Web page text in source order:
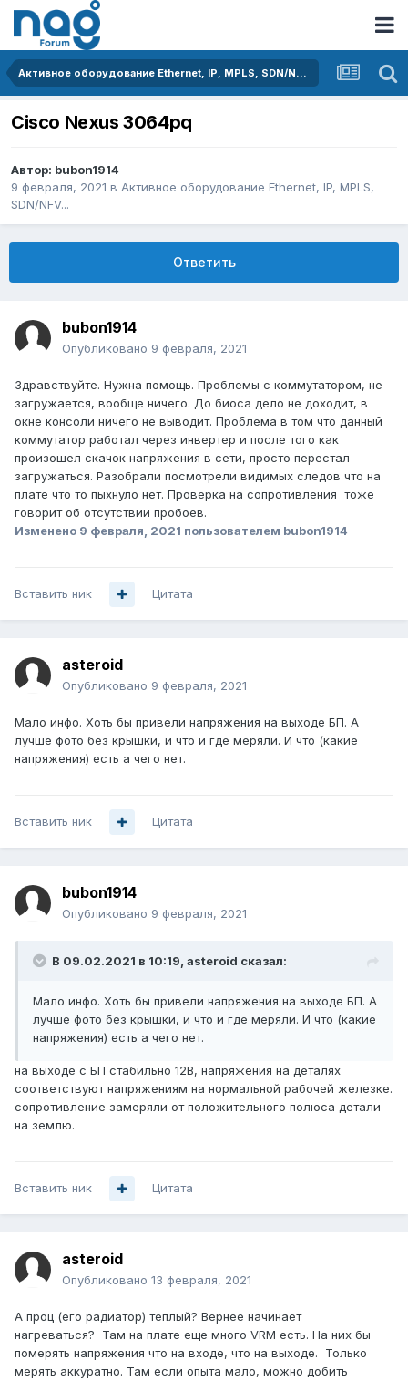
Активное оборудование Ethernet, IP, MPLS, SDN/NFV...
Cisco Nexus 3064pq
Автор: bubon1914
9 февраля, 2021 в Активное оборудование Ethernet, IP, MPLS,
SDN/NFV...
Ответить
bubon1914
Опубликовано 9 февраля, 2021
Здравствуйте. Нужна помощь. Проблемы с коммутатором, не
загружается, вообще ничего. До биоса дело не доходит, в
окне консоли ничего не выводит. Проблема в том что данный
коммутатор работал через инвертер и после того как
произошел скачок напряжения в сети, просто перестал
загружаться. Разобрали посмотрели видимых следов что на
плате что то пыхнуло нет. Проверка на сопротивления тоже
говорит об отсутствии пробоев.
Изменено 9 февраля, 2021 пользователем bubon1914
Вставить ник Цитата
asteroid
Опубликовано 9 февраля, 2021
Мало инфо. Хоть бы привели напряжения на выходе БП. А
лучше фото без крышки, и что и где меряли. И что (какие
напряжения) есть а чего нет.
Вставить ник Цитата
bubon1914
Опубликовано 9 февраля, 2021
В 09.02.2021 в 10:19, asteroid сказал:
Мало инфо. Хоть бы привели напряжения на выходе БП. А
лучше фото без крышки, и что и где меряли. И что (какие
напряжения) есть а чего нет.
на выходе с БП стабильно 12В, напряжения на деталях
соответствуют напряжениям на нормальной рабочей железке.
сопротивление замеряли от положительного полюса детали
на землю.
Вставить ник Цитата
asteroid
Опубликовано 13 февраля, 2021
А проц (его радиатор) теплый? Вернее начинает
нагреваться? Там на плате еще много VRM есть. На них бы
померять напряжения что на входе, что на выходе. Только
мерять аккуратно. Там если опыта мало, можно добить